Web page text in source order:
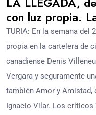
con luz propia.
TURIA: En la semana del
propia en la cartelera de
canadiense Denis
Vergara y seguramente
también Amor y Amistad,
Ignacio Vilar. Los críticos